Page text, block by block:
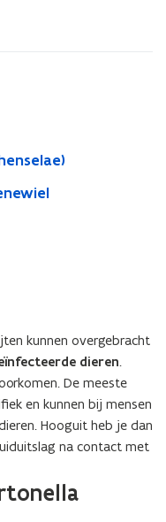
kunnen overgebracht
dieren.
De meeste
en kunnen bij mensen
Hooguit heb je dan
na contact met